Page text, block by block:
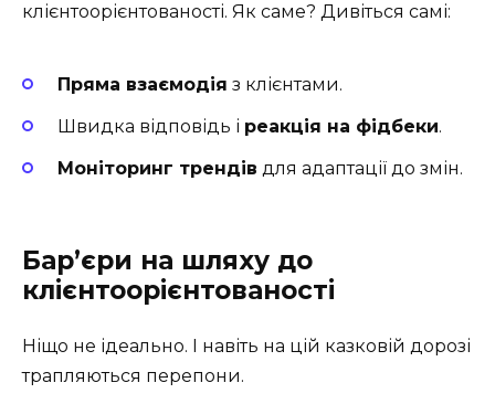
клієнтоорієнтованості. Як саме? Дивіться самі:
Пряма взаємодія з клієнтами.
Швидка відповідь і реакція на фідбеки.
Моніторинг трендів для адаптації до змін.
Бар’єри на шляху до
клієнтоорієнтованості
Ніщо не ідеально. І навіть на цій казковій дорозі
трапляються перепони.